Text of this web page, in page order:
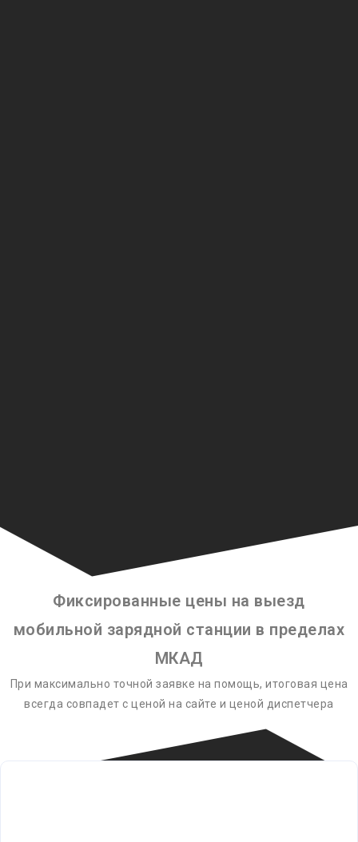
Фиксированные цены на выезд
мобильной зарядной станции в пределах
МКАД
При максимально точной заявке на помощь, итоговая цена
всегда совпадет с ценой на сайте и ценой диспетчера